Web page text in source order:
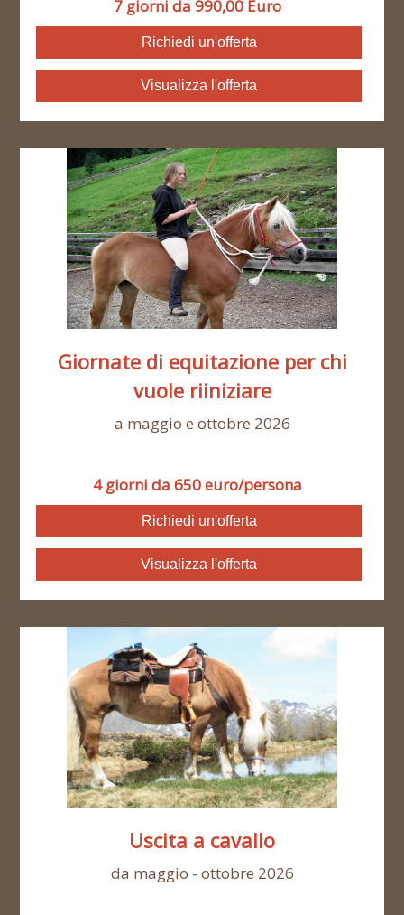
7 giorni da 990,00 Euro
Richiedi un'offerta
Visualizza l'offerta
Giornate di equitazione per chi
vuole riiniziare
a maggio e ottobre 2026
4 giorni da 650 euro/persona
Richiedi un'offerta
Visualizza l'offerta
Uscita a cavallo
da maggio - ottobre 2026